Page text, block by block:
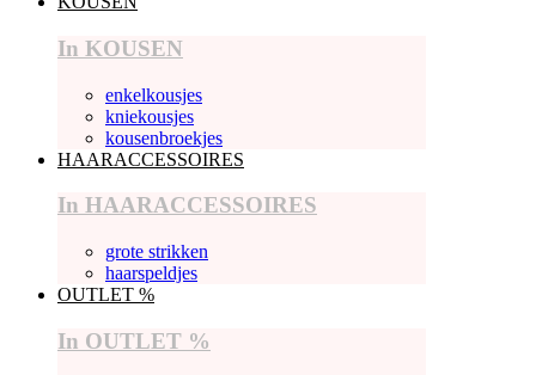
In KOUSEN
enkelkousjes
kniekousjes
kousenbroekjes
HAARACCESSOIRES
In HAARACCESSOIRES
grote strikken
haarspeldjes
OUTLET %
In OUTLET %